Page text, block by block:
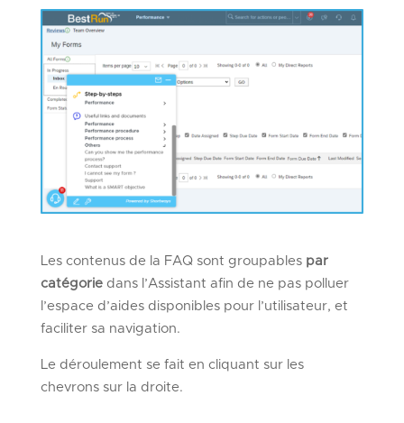
Les contenus de la FAQ sont groupables par
catégoriedans l’Assistant afin de ne pas polluer
l’espace d’aides disponibles pour l’utilisateur, et
faciliter sa navigation.
Le déroulement se fait en cliquant sur les
chevrons sur la droite.